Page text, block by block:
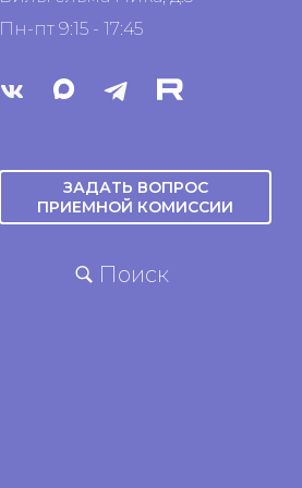
Пн-пт 9:15 - 17:45
ЗАДАТЬ ВОПРОС
ПРИЕМНОЙ КОМИССИИ
Поиск